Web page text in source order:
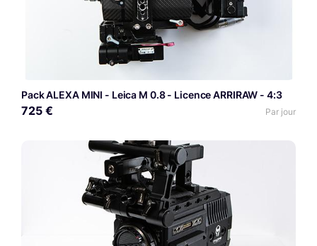
Pack ALEXA MINI - Leica M 0.8 - Licence ARRIRAW - 4:3
725 € Par jour